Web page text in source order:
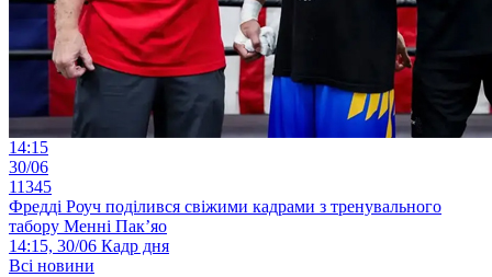
14:15
30/06
11345
Фредді Роуч поділився свіжими кадрами з тренувального
табору Менні Пак’яо
14:15, 30/06 Кадр дня
Всі новини